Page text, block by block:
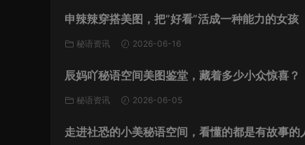
申辣辣穿搭美图，把”好看”活成一种能力的女孩
秘语资讯 2026-06-16
辰妈吖秘语空间美图鉴堂，藏着多少小众惊喜？
秘语资讯 2026-06-05
走进社恐的小美秘语空间，看懂的都是有故事的